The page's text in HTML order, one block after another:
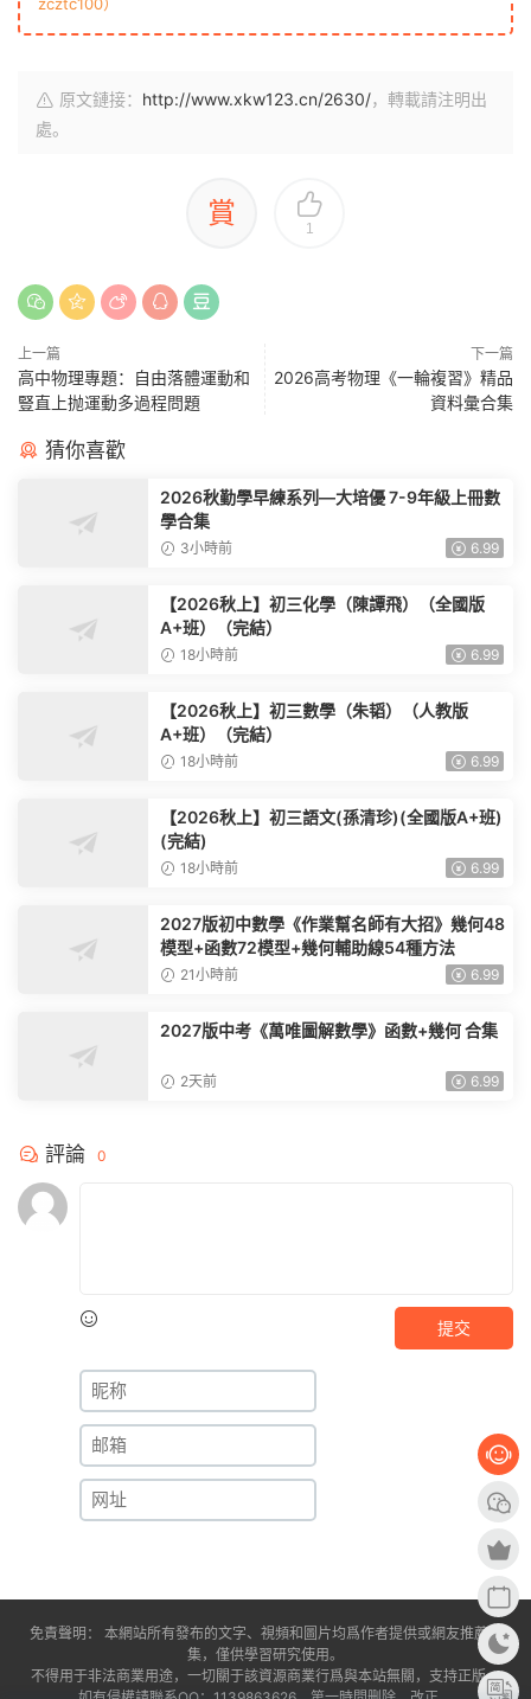
原文鏈接： http://www.xkw123.cn/2630/，轉載請注明出
處。
賞 1
上一篇
高中物理專題：自由落體運動和
豎直上抛運動多過程問題
下一篇
2026高考物理《一輪複習》精品
資料彙合集
猜你喜歡
2026秋勤學早練系列—大培優 7-9年級上冊數
學合集
3小時前 6.99
【2026秋上】初三化學（陳譚飛）（全國版
A+班）（完結）
18小時前 6.99
【2026秋上】初三數學（朱韬）（人教版
A+班）（完結）
18小時前 6.99
【2026秋上】初三語文(孫清珍)(全國版A+班)
(完結)
18小時前 6.99
2027版初中數學《作業幫名師有大招》幾何48
模型+函數72模型+幾何輔助線54種方法
21小時前 6.99
2027版中考《萬唯圖解數學》函數+幾何 合集
2天前 6.99
評論 0
提交
免責聲明： 本網站所有發布的文字、視頻和圖片均爲作者提供或網友推薦收
集，僅供學習研究使用。
不得用于非法商業用途，一切關于該資源商業行爲與本站無關，支持正版。